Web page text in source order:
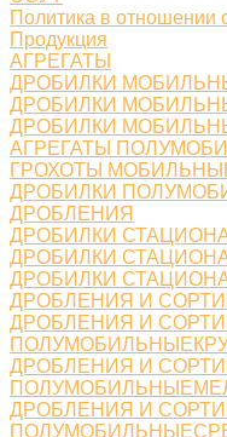
Политика в отношении
Продукция
АГРЕГАТЫ
ДРОБИЛКИ
ДРОБИЛКИ
ДРОБИЛКИ
АГРЕГАТЫ
ГРОХОТЫ
ДРОБИЛКИ
ДРОБЛЕНИЯ
ДРОБИЛКИ
ДРОБИЛКИ
ДРОБИЛКИ
ДРОБЛЕНИЯ И
ДРОБЛЕНИЯ И
ДРОБЛЕНИЯ И
ДРОБЛЕНИЯ И